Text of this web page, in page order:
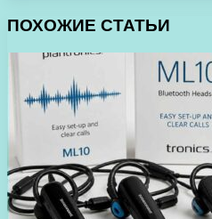
ПОХОЖИЕ СТАТЬИ